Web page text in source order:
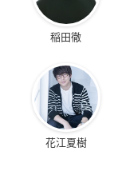
稲田徹
花江夏樹